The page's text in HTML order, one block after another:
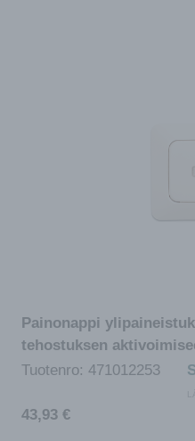
Painonappi
tehostuksen
Tuotenro: 471012253
43,93 €